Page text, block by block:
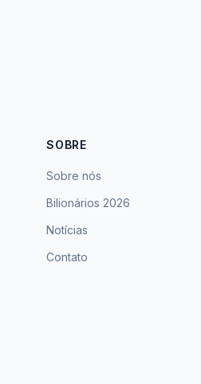
SOBRE
Sobre nós
Bilionários 2026
Notícias
Contato